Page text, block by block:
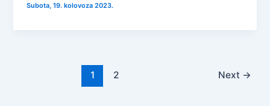
Subota, 19. kolovoza 2023.
1 2 Next →